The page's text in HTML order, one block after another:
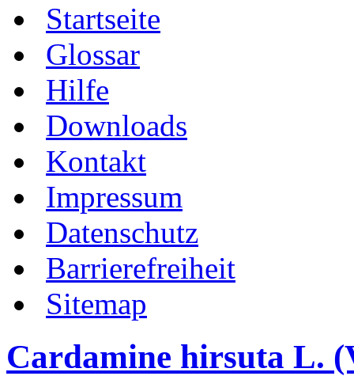
Startseite
Glossar
Hilfe
Downloads
Kontakt
Impressum
Datenschutz
Barrierefreiheit
Sitemap
Cardamine hirsuta L.